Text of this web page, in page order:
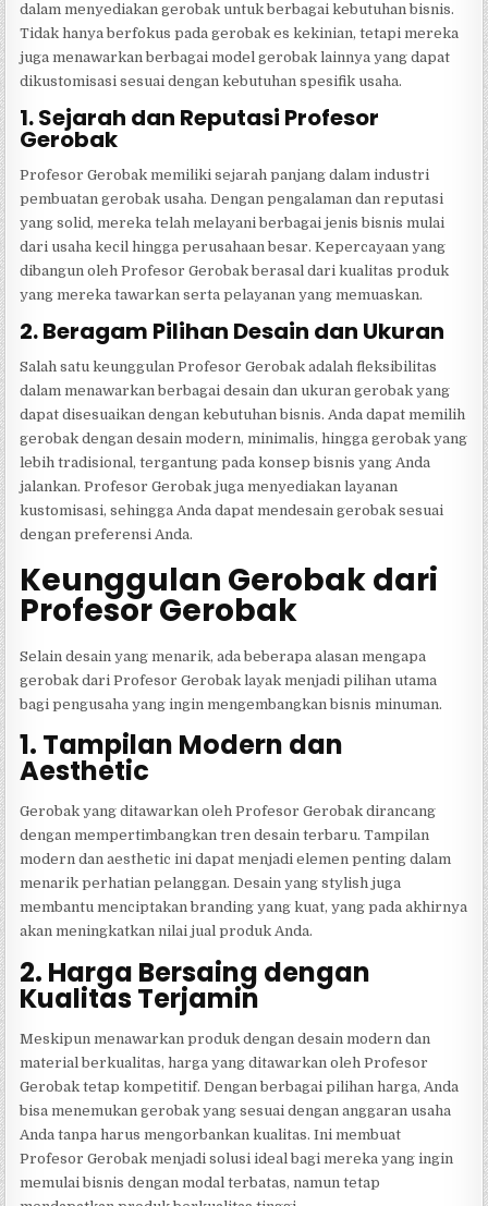
dalam menyediakan gerobak untuk berbagai kebutuhan bisnis.
Tidak hanya berfokus pada gerobak es kekinian, tetapi mereka
juga menawarkan berbagai model gerobak lainnya yang dapat
dikustomisasi sesuai dengan kebutuhan spesifik usaha.
1. Sejarah dan Reputasi Profesor
Gerobak
Profesor Gerobak memiliki sejarah panjang dalam industri
pembuatan gerobak usaha. Dengan pengalaman dan reputasi
yang solid, mereka telah melayani berbagai jenis bisnis mulai
dari usaha kecil hingga perusahaan besar. Kepercayaan yang
dibangun oleh Profesor Gerobak berasal dari kualitas produk
yang mereka tawarkan serta pelayanan yang memuaskan.
2. Beragam Pilihan Desain dan Ukuran
Salah satu keunggulan Profesor Gerobak adalah fleksibilitas
dalam menawarkan berbagai desain dan ukuran gerobak yang
dapat disesuaikan dengan kebutuhan bisnis. Anda dapat memilih
gerobak dengan desain modern, minimalis, hingga gerobak yang
lebih tradisional, tergantung pada konsep bisnis yang Anda
jalankan. Profesor Gerobak juga menyediakan layanan
kustomisasi, sehingga Anda dapat mendesain gerobak sesuai
dengan preferensi Anda.
Keunggulan Gerobak dari
Profesor Gerobak
Selain desain yang menarik, ada beberapa alasan mengapa
gerobak dari Profesor Gerobak layak menjadi pilihan utama
bagi pengusaha yang ingin mengembangkan bisnis minuman.
1. Tampilan Modern dan
Aesthetic
Gerobak yang ditawarkan oleh Profesor Gerobak dirancang
dengan mempertimbangkan tren desain terbaru. Tampilan
modern dan aesthetic ini dapat menjadi elemen penting dalam
menarik perhatian pelanggan. Desain yang stylish juga
membantu menciptakan branding yang kuat, yang pada akhirnya
akan meningkatkan nilai jual produk Anda.
2. Harga Bersaing dengan
Kualitas Terjamin
Meskipun menawarkan produk dengan desain modern dan
material berkualitas, harga yang ditawarkan oleh Profesor
Gerobak tetap kompetitif. Dengan berbagai pilihan harga, Anda
bisa menemukan gerobak yang sesuai dengan anggaran usaha
Anda tanpa harus mengorbankan kualitas. Ini membuat
Profesor Gerobak menjadi solusi ideal bagi mereka yang ingin
memulai bisnis dengan modal terbatas, namun tetap